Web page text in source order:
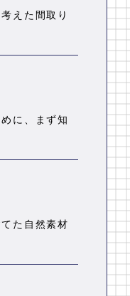
えた間取り
に、まず知
た自然素材